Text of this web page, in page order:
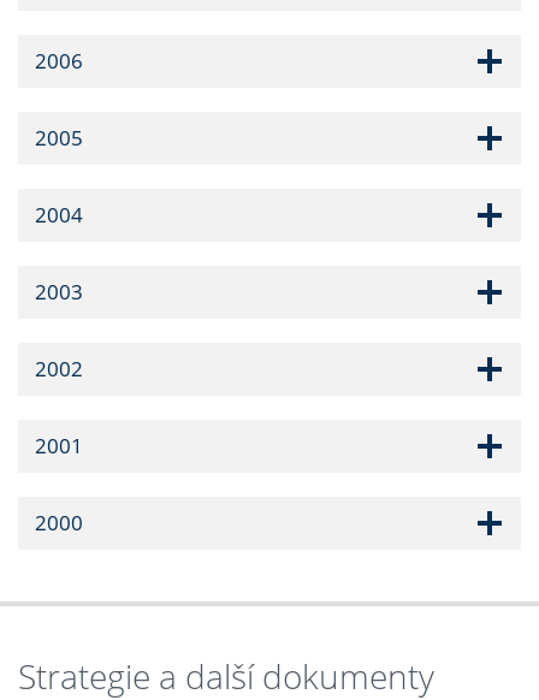
2006
2005
2004
2003
2002
2001
2000
Strategie a další dokumenty